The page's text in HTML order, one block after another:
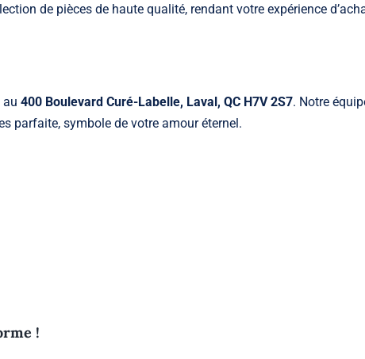
de pièces de haute qualité, rendant votre expérience
au 400 Boulevard Curé-Labelle, Laval, QC H7V 2S7. Notre
parfaite, symbole de votre amour éternel.
!